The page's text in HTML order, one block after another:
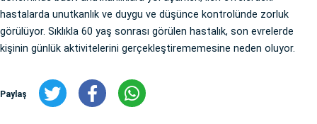
hastalarda unutkanlık ve duygu ve düşünce kontrolünde zorluk
görülüyor. Sıklıkla 60 yaş sonrası görülen hastalık, son evrelerde
kişinin günlük aktivitelerini gerçekleştirememesine neden oluyor.
Paylaş